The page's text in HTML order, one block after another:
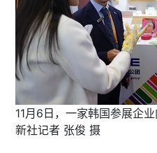
11月6日，一家韩国参展企
新社记者 张俊 摄